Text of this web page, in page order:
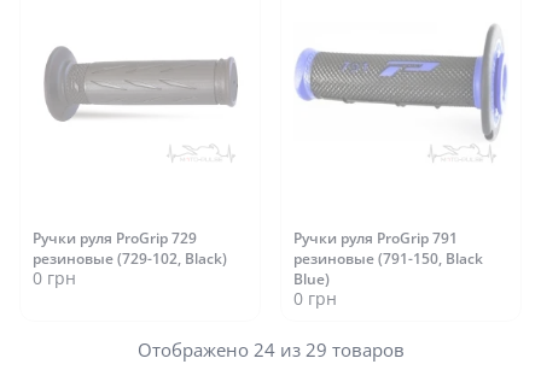
Ручки руля ProGrip 729
резиновые (729-102, Black)
0 грн
Ручки руля ProGrip 791
резиновые (791-150, Black
Blue)
0 грн
Отображено 24 из 29 товаров